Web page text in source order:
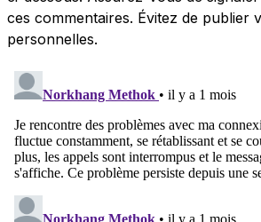
ces commentaires. Évitez de publier
personnelles.